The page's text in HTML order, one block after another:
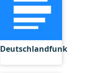
Deutschlandfunk